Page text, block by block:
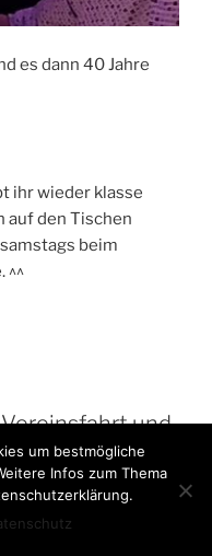
es dann 40 Jahre
ihr wieder klasse
auf den Tischen
beim
^^
und
um bestmögliche
Infos zum Thema